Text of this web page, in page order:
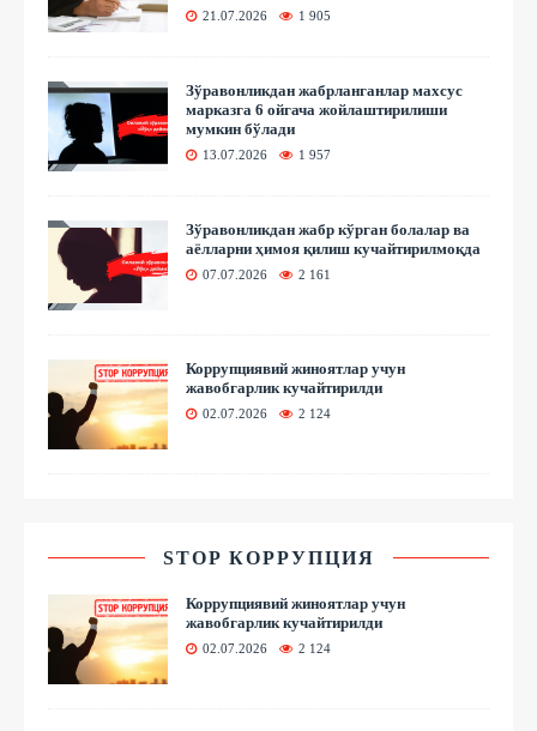
21.07.2026 1 905
Зўравонликдан жабрланганлар махсус
марказга 6 ойгача жойлаштирилиши
мумкин бўлади
13.07.2026 1 957
Зўравонликдан жабр кўрган болалар ва
аёлларни ҳимоя қилиш кучайтирилмоқда
07.07.2026 2 161
Коррупциявий жиноятлар учун
жавобгарлик кучайтирилди
02.07.2026 2 124
STOP КОРРУПЦИЯ
Коррупциявий жиноятлар учун
жавобгарлик кучайтирилди
02.07.2026 2 124